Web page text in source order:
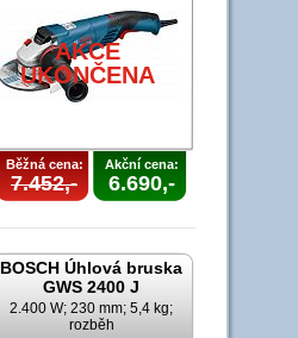
AKCE
UKONČENA
Běžná cena:
7.452,-
Akční cena:
6.690,-
BOSCH Úhlová bruska
GWS 2400 J
2.400 W; 230 mm; 5,4 kg;
rozběh